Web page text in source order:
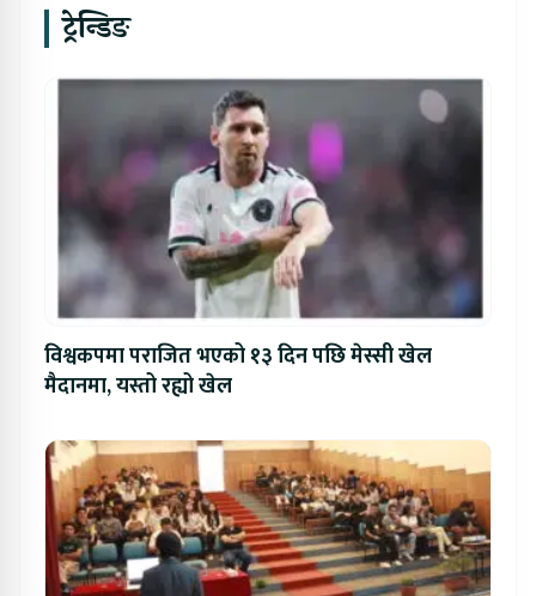
ट्रेन्डिङ
विश्वकपमा पराजित भएको १३ दिन पछि मेस्सी खेल
मैदानमा, यस्तो रह्यो खेल